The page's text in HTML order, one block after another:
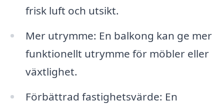
frisk luft och utsikt.
Mer utrymme: En balkong kan ge mer
funktionellt utrymme för möbler eller
växtlighet.
Förbättrad fastighetsvärde: En